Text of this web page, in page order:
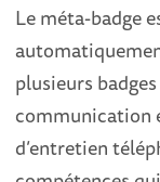
Le méta-badge
plusieurs
communication
d’entretien